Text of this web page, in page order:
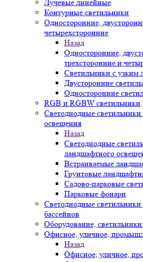
Лучевые линейные
Контурные светильники
Односторонние,
четырехсторонние
Назад
Односторонние,
трехсторонние и
Светильники с узким
Двусторонние
Односторонние
RGB и RGBW светильники
Светодиодные
освещения
Назад
Светодиодные
ландшафтного
Встраиваемые
Грунтовые
Садово-парковые
Парковые фонари
Светодиодные светильники
бассейнов
Оборудование,
Офисное, уличное,
Назад
Офисное, уличное,